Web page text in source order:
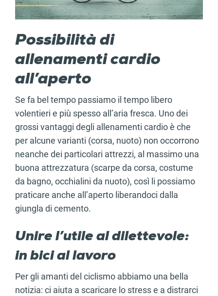
Possibilità di
allenamenti cardio
all’aperto
Se fa bel tempo passiamo il tempo libero
volentieri e più spesso all’aria fresca. Uno dei
grossi vantaggi degli allenamenti cardio è che
per alcune varianti (corsa, nuoto) non occorrono
neanche dei particolari attrezzi, al massimo una
buona attrezzatura (scarpe da corsa, costume
da bagno, occhialini da nuoto), così li possiamo
praticare anche all’aperto liberandoci dalla
giungla di cemento.
Unire l’utile al dilettevole:
in bici al lavoro
Per gli amanti del ciclismo abbiamo una bella
notizia: ci aiuta a scaricare lo stress e a distrarci